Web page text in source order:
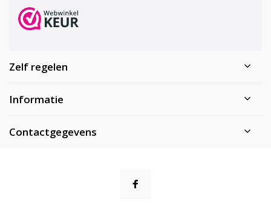
Zelf regelen
Informatie
Contactgegevens